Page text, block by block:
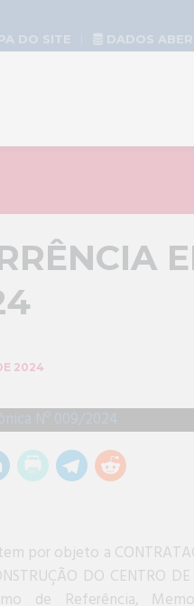
DO SITE
DADOS
2024
por objeto a
DO CENTRO
de Referência,